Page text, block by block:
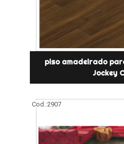
piso amadeirado
Jockey
Cod.:2907